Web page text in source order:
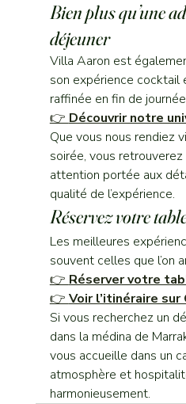
Bien plus qu’une
déjeuner
Villa Aaron est
son expérience cocktail
raffinée en fin de
👉 Découvrir notre
Que vous nous rendiez
soirée, vous
attention portée aux
qualité de l’expérience.
Réservez votre
Les meilleures
souvent celles que l’on
👉 Réserver votre
👉 Voir l’itinéraire sur
Si vous recherchez un
dans la médina de
vous accueille dans un
atmosphère et
harmonieusement.